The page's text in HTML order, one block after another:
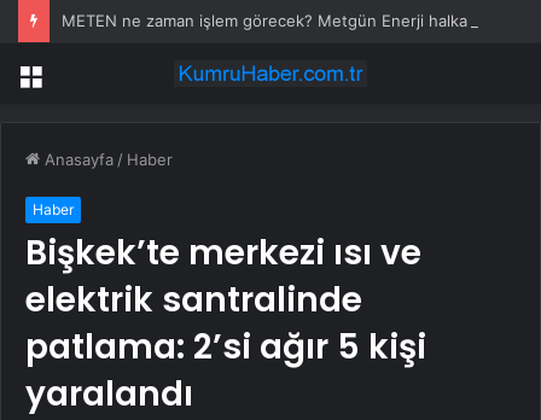
Menü
Anasayfa / Haber
Haber
Bişkek’te merkezi ısı ve
elektrik santralinde
patlama: 2’si ağır 5 kişi
yaralandı